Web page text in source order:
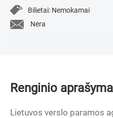
Bilietai: Nemokamai
Nėra
Renginio
Lietuvos verslo paramos